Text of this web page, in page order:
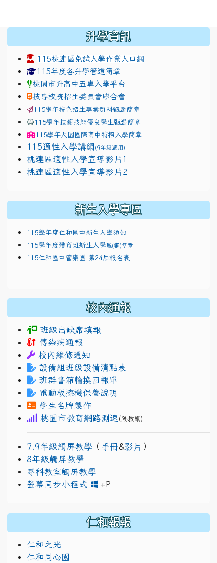
升學資訊
115桃連區免試入學作業入口網
link to https://www.jhjhs.tyc.edu.tw/modules/
115年度各升學管道簡章
桃園市升高中五專入學平台
技專校院招生委員會聯合會
115學年特色招生專業群科甄選簡章
115學年技藝技能優良學生甄選簡章
115學年大園國際高中特招入學簡章
115適性入學講綱 (9年級適用)
link to https://docs.google.com/presentation/
桃連區適性入學宣導影片1
link to https://docs.google.com/presentation/
桃連區適性入學宣導影片2
新生入學專區
115學年度仁和國中新生入學須知
115學年度體育班新生入學甄(審)簡章
115仁和國中管樂團 第24屆報名表
校內通報
班級出缺席填報
傳染病通報
校內維修通知
設備組班級設備清點表
班群書箱輪換回報單
電動板擦機保養說明
學生名牌製作
桃園市教育網路測速 (限教網)
7.9年級觸屏教學 （ 手冊&影片 ）
8年級觸屏教學
專科教室觸屏教學
螢幕同步小程式
+P
仁和報報
仁和之光
仁和同心園